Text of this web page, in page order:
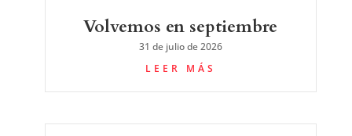
Volvemos en septiembre
31 de julio de 2026
LEER MÁS